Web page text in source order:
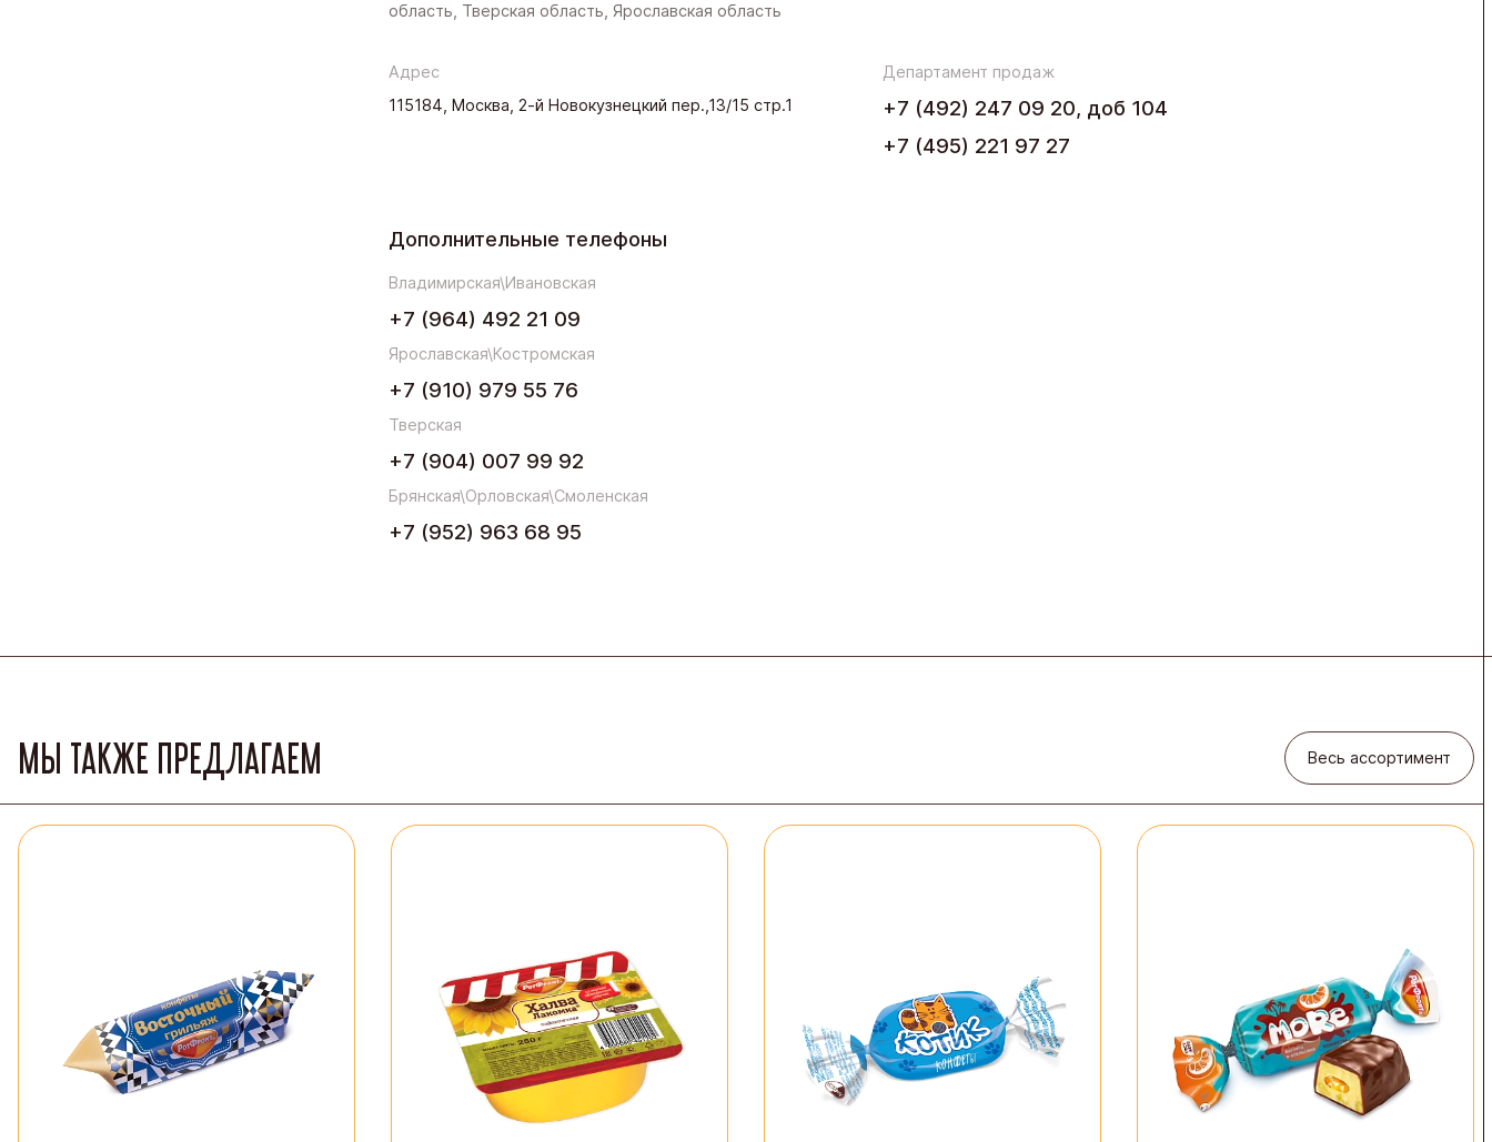
область, Тверская область, Ярославская область
Адрес
115184, Москва, 2-й Новокузнецкий пер.,13/15 стр.1
Департамент продаж
+7 (492) 247 09 20, доб 104
+7 (495) 221 97 27
Дополнительные телефоны
Владимирская\Ивановская
+7 (964) 492 21 09
Ярославская\Костромская
+7 (910) 979 55 76
Тверская
+7 (904) 007 99 92
Брянская\Орловская\Смоленская
+7 (952) 963 68 95
МЫ ТАКЖЕ ПРЕДЛАГАЕМ Весь ассортимент